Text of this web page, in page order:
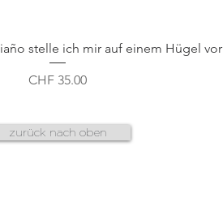
Schnellansicht
stelle ich mir auf einem Hügel vor
Preis
CHF 35.00
zurück nach oben